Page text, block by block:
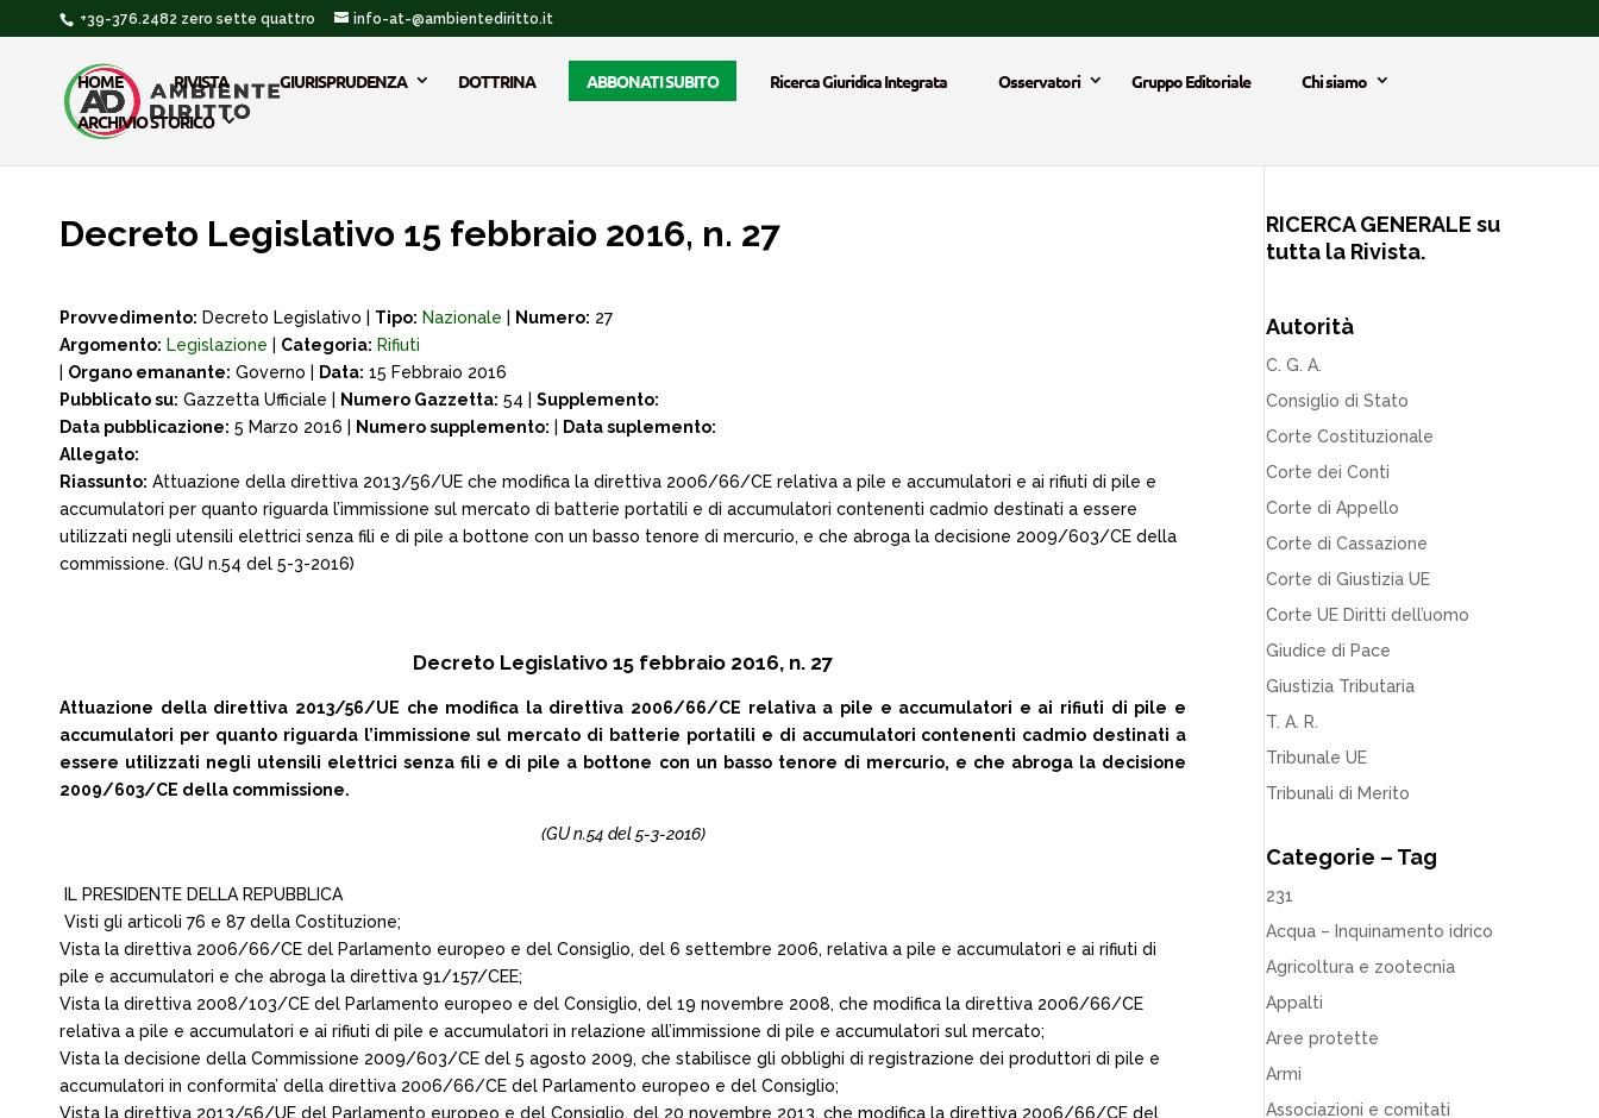
+39-376.2482 zero sette quattro info-at-@ambientediritto.it
HOME RIVISTA GIURISPRUDENZA DOTTRINA ABBONATI SUBITO Ricerca Giuridica Integrata Osservatori Gruppo Editoriale
Chi siamo
ARCHIVIO STORICO
Decreto Legislativo 15 febbraio 2016, n. 27
Provvedimento: Decreto Legislativo | Tipo: Nazionale Numero: 27
Argomento: Legislazione Categoria: Rifiuti
Organo emanante: Governo | Data: 15 Febbraio 2016
Pubblicato su: Gazzetta Ufficiale | Numero Gazzetta: 54 | Supplemento:
Data pubblicazione: 5 Marzo 2016 | Numero supplemento:
Data suplemento:
Allegato:
Riassunto: Attuazione della direttiva 2013/56/UE che modifica la direttiva 2006/66/CE relativa a pile e accumulatori e ai rifiuti di pile e
accumulatori per quanto riguarda l’immissione sul mercato di batterie portatili e di accumulatori contenenti cadmio destinati a essere
utilizzati negli utensili elettrici senza fili e di pile a bottone con un basso tenore di mercurio, e che abroga la decisione 2009/603/CE della
commissione. (GU n.54 del 5-3-2016)
Decreto Legislativo 15 febbraio 2016, n. 27
Attuazione della direttiva 2013/56/UE che modifica la direttiva 2006/66/CE relativa a pile e accumulatori e ai rifiuti di pile e
accumulatori per quanto riguarda l’immissione sul mercato di batterie portatili e di accumulatori contenenti cadmio destinati a
essere utilizzati negli utensili elettrici senza fili e di pile a bottone con un basso tenore di mercurio, e che abroga la decisione
2009/603/CE della commissione.
(GU n.54 del 5-3-2016)
IL PRESIDENTE DELLA REPUBBLICA
Visti gli articoli 76 e 87 della Costituzione;
Vista la direttiva 2006/66/CE del Parlamento europeo e del Consiglio, del 6 settembre 2006, relativa a pile e accumulatori e ai rifiuti di
pile e accumulatori e che abroga la direttiva 91/157/CEE;
Vista la direttiva 2008/103/CE del Parlamento europeo e del Consiglio, del 19 novembre 2008, che modifica la direttiva 2006/66/CE
relativa a pile e accumulatori e ai rifiuti di pile e accumulatori in relazione all’immissione di pile e accumulatori sul mercato;
Vista la decisione della Commissione 2009/603/CE del 5 agosto 2009, che stabilisce gli obblighi di registrazione dei produttori di pile e
accumulatori in conformita’ della direttiva 2006/66/CE del Parlamento europeo e del Consiglio;
Vista la direttiva 2013/56/UE del Parlamento europeo e del Consiglio, del 20 novembre 2013, che modifica la direttiva 2006/66/CE del
RICERCA GENERALE su
tutta la Rivista.
Autorità
C. G. A.
Consiglio di Stato
Corte Costituzionale
Corte dei Conti
Corte di Appello
Corte di Cassazione
Corte di Giustizia UE
Corte UE Diritti dell’uomo
Giudice di Pace
Giustizia Tributaria
T. A. R.
Tribunale UE
Tribunali di Merito
Categorie – Tag
231
Acqua – Inquinamento idrico
Agricoltura e zootecnia
Appalti
Aree protette
Armi
Associazioni e comitati